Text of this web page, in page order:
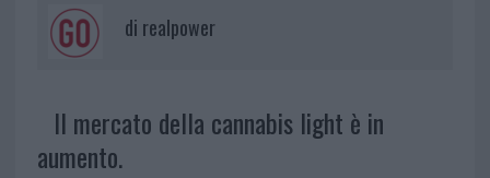
di realpower
Il mercato della cannabis light è in
aumento.